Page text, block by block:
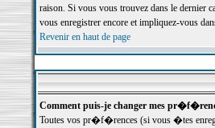
raison. Si vous vous trouvez dans le dernier
vous enregistrer encore et impliquez-vous
Revenir en haut de page
Comment puis-je changer mes
Toutes vos pr�f�rences (si vous �tes